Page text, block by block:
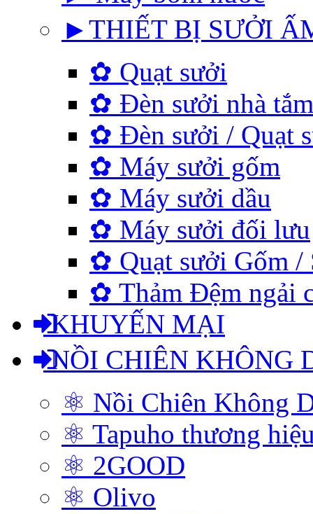
►THIẾT BỊ SƯỞI
✿ Quạt sưởi
✿ Đèn sưởi nhà tắm
✿ Đèn sưởi / Quạt
✿ Máy sưởi gốm
✿ Máy sưởi dầu
✿ Máy sưởi đối lưu
✿ Quạt sưởi Gốm /
✿ Thảm Đệm ngải
KHUYẾN MẠI
NỒI CHIÊN KHÔNG
⚛ Nồi Chiên Không
⚛ Tapuho thương
⚛ 2GOOD
⚛ Olivo